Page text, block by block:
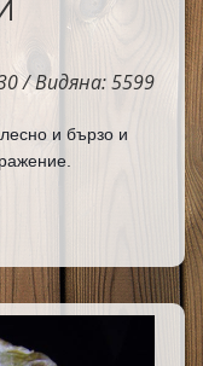
/ Видяна: 5599
и бързо и